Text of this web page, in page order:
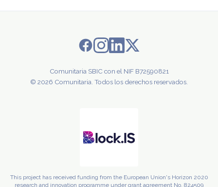
Comunitaria SBIC con el NIF B72590821
© 2026 Comunitaria. Todos los derechos reservados.
This project has received funding from the European Union's Horizon 2020
research and innovation programme under grant agreement No. 824509